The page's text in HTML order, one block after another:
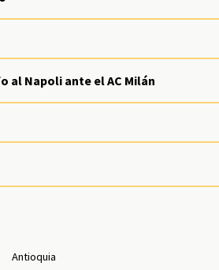
al Napoli ante el AC Milán
Antioquia